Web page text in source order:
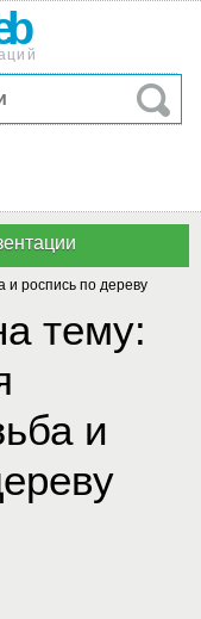
и роспись по дереву
тему:
и